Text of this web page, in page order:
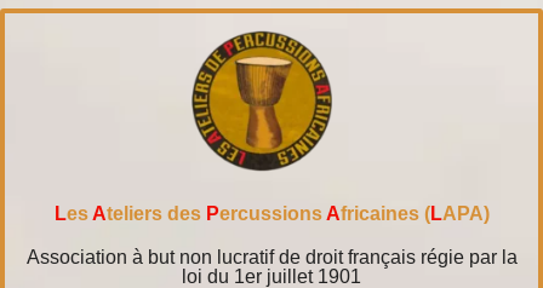
Les Ateliers des Percussions Africaines (LAPA)
Association à but non lucratif de droit français régie par la
loi du 1er juillet 1901